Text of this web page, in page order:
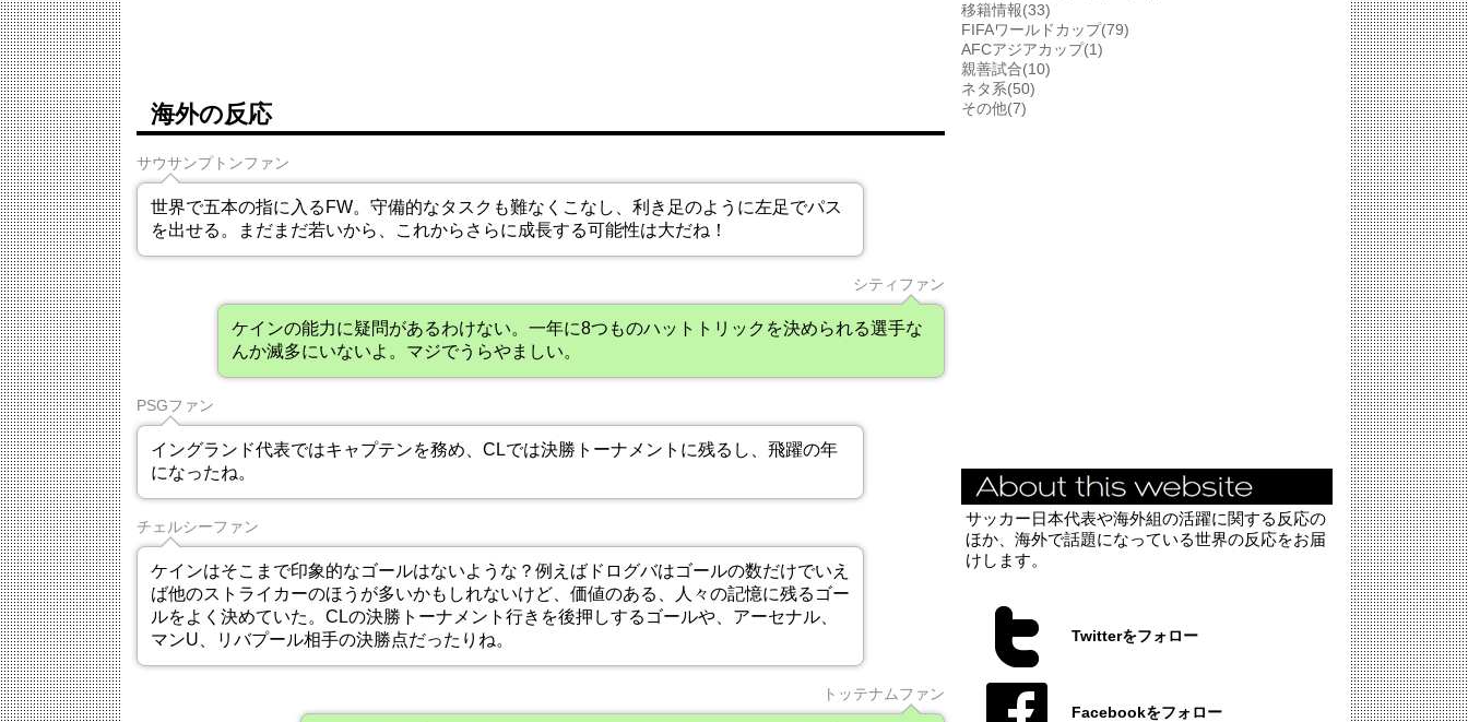
海外の反応
サウサンプトンファン
世界で五本の指に入るFW。守備的なタスクも難なくこなし、利き足のように左足でパス
を出せる。まだまだ若いから、これからさらに成長する可能性は大だね！
シティファン
ケインの能力に疑問があるわけない。一年に8つものハットトリックを決められる選手な
んか滅多にいないよ。マジでうらやましい。
PSGファン
イングランド代表ではキャプテンを務め、CLでは決勝トーナメントに残るし、飛躍の年
になったね。
チェルシーファン
ケインはそこまで印象的なゴールはないような？例えばドログバはゴールの数だけでいえ
ば他のストライカーのほうが多いかもしれないけど、価値のある、人々の記憶に残るゴー
ルをよく決めていた。CLの決勝トーナメント行きを後押しするゴールや、アーセナル、
マンU、リバプール相手の決勝点だったりね。
トッテナムファン
移籍情報(33)
FIFAワールドカップ(79)
AFCアジアカップ(1)
親善試合(10)
ネタ系(50)
その他(7)
サッカー日本代表や海外組の活躍に関する反応の
ほか、海外で話題になっている世界の反応をお届
けします。
Twitterをフォロー
Facebookをフォロー